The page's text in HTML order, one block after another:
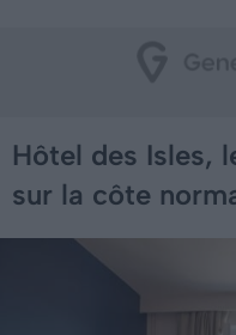
Hôtel des Isles,
sur la côte